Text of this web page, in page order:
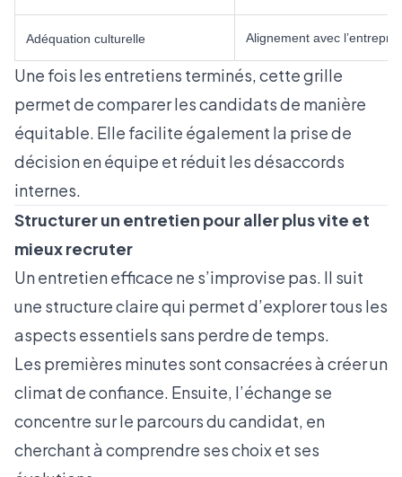
Adéquation culturelle Alignement avec
Une fois les entretiens terminés, cette grille
permet de comparer les candidats de manière
équitable. Elle facilite également la prise de
décision en équipe et réduit les désaccords
internes.
Structurer un entretien pour aller plus vite et
mieux recruter
Un entretien efficace ne s’improvise pas. Il suit
une structure claire qui permet d’explorer tous les
aspects essentiels sans perdre de temps.
Les premières minutes sont consacrées à créer un
climat de confiance. Ensuite, l’échange se
concentre sur le parcours du candidat, en
cherchant à comprendre ses choix et ses